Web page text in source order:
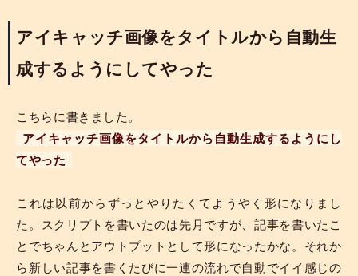
アイキャッチ画像をタイトルから自動生
成するようにしてやった
こちらに書きました。
アイキャッチ画像をタイトルから自動生成するようにし
てやった
これは以前からずっとやりたくてようやく形になりまし
た。スクリプトを書いたのは先月ですが、記事を書いたこ
とでちゃんとアウトプットとして形になったかな。それか
ら新しい記事を書くたびに一連の流れで自動でイイ感じの